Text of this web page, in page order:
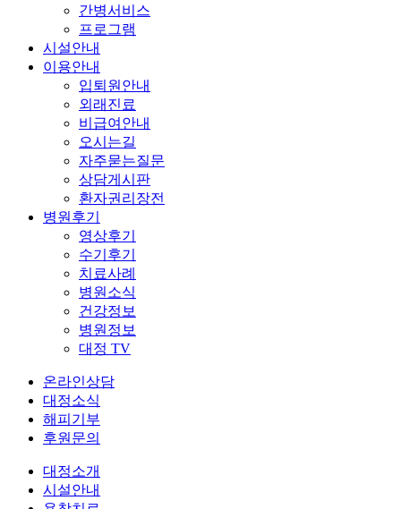
간병서비스
프로그램
시설안내
이용안내
입퇴원안내
외래진료
비급여안내
오시는길
자주묻는질문
상담게시판
환자권리장전
병원후기
영상후기
수기후기
치료사례
병원소식
건강정보
병원정보
대정 TV
온라인상담
대정소식
해피기부
후원문의
대정소개
시설안내